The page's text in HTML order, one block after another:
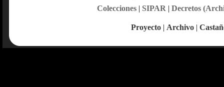
Colecciones| SIPAR | Decretos
Proyecto | Archivo |